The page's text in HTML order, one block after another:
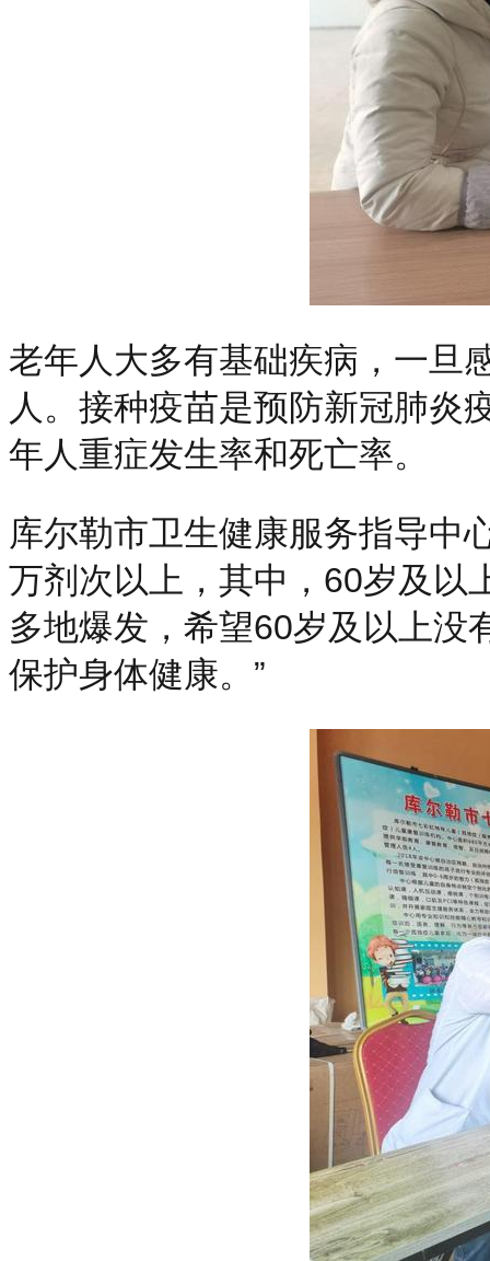
老年人大多有基础疾病，一旦
人。接种疫苗是预防新冠肺炎
年人重症发生率和死亡率。
库尔勒市卫生健康服务指导中
万剂次以上，其中，60岁及以
多地爆发，希望60岁及以上没
保护身体健康。”